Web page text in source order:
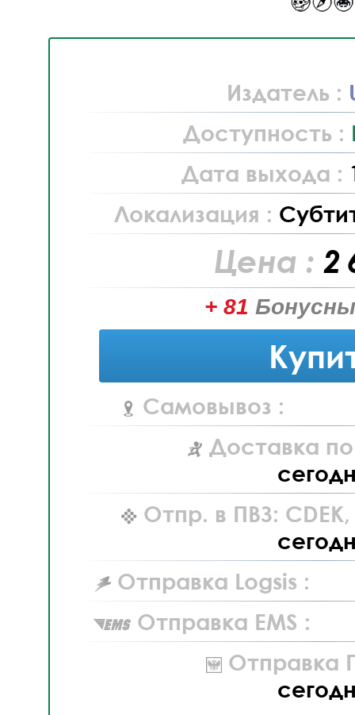
Издатель :
Доступность :
Дата выхода :
Локализация :
Цена : 2
+ 81
Самовывоз :
Доставка
Отпр. в ПВЗ: CDEK,
Отправка Logsis :
Отправка EMS :
Отправка